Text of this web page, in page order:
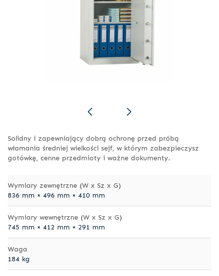
Solidny i zapewniający dobrą ochronę przed próbą
włamania średniej wielkości sejf, w którym zabezpieczysz
gotówkę, cenne przedmioty i ważne dokumenty.
Wymiary zewnętrzne (W x Sz x G)
836 mm × 496 mm × 410 mm
Wymiary wewnętrzne (W x Sz x G)
745 mm × 412 mm × 291 mm
Waga
184 kg